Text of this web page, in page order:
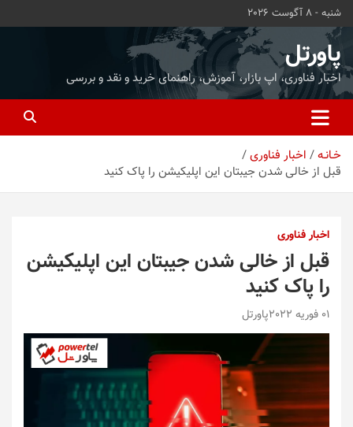
محتوا
بروید
شنبه - 8 آگوست 2026
پاورتل
اخبار فناوری، اپ بازار، آموزش، راهنمای خرید و نقد و بررسی
خـانـه
اخبار فناوری
قبل از خالی شدن جیبتان این اپلیکیشن را پاک کنید
اخبار فناوری
قبل از خالی شدن جیبتان این اپلیکیشن
را پاک کنید
01 فوریه 2022 پاورتل